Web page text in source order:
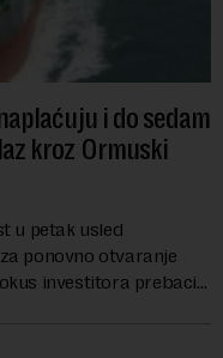
i do sedam
kroz Ormuski
u petak usled
ponovno otvaranje
investitora prebacio